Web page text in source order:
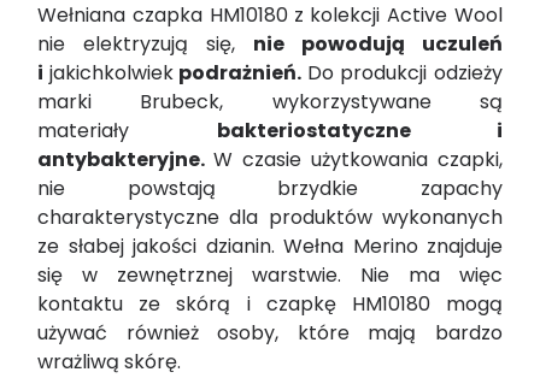
Wełniana czapka HM10180 z kolekcji Active Wool
nie elektryzują się, nie powodują uczuleń
i jakichkolwiekpodrażnień. Do produkcji odzieży
marki Brubeck, wykorzystywane są
materiały bakteriostatyczne i
antybakteryjne. W czasie użytkowania czapki,
nie powstają brzydkie zapachy
charakterystyczne dla produktów wykonanych
ze słabej jakości dzianin. Wełna Merino znajduje
się w zewnętrznej warstwie. Nie ma więc
kontaktu ze skórą i czapkę HM10180 mogą
używać również osoby, które mają bardzo
wrażliwą skórę.